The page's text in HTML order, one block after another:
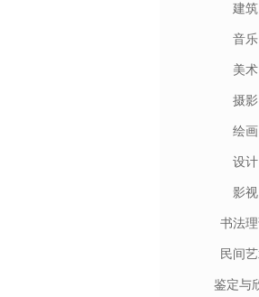
建筑
音乐
美术
摄影
绘画
设计
影视
书法
民间
鉴定与